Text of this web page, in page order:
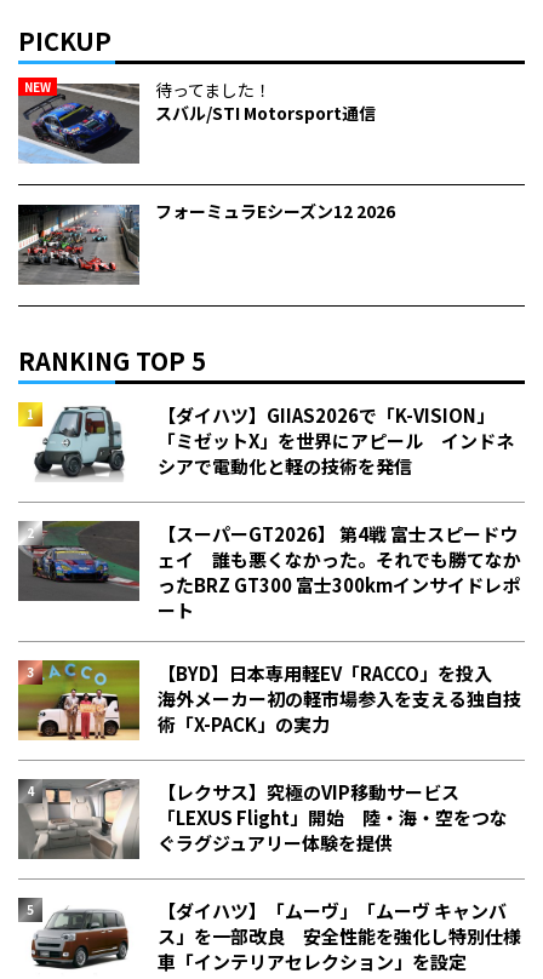
PICKUP
NEW
待ってました！
スバル/STI Motorsport通信
フォーミュラEシーズン12 2026
RANKING TOP 5
【ダイハツ】GIIAS2026で「K-VISION」
「ミゼットX」を世界にアピール インドネ
シアで電動化と軽の技術を発信
【スーパーGT2026】 第4戦 富士スピードウ
ェイ 誰も悪くなかった。それでも勝てなか
った――BRZ GT300 富士300kmインサイドレポ
ート
【BYD】日本専用軽EV「RACCO」を投入
海外メーカー初の軽市場参入を支える独自技
術「X-PACK」の実力
【レクサス】究極のVIP移動サービス
「LEXUS Flight」開始 陸・海・空をつな
ぐラグジュアリー体験を提供
【ダイハツ】「ムーヴ」「ムーヴ キャンバ
ス」を一部改良 安全性能を強化し特別仕様
車「インテリアセレクション」を設定